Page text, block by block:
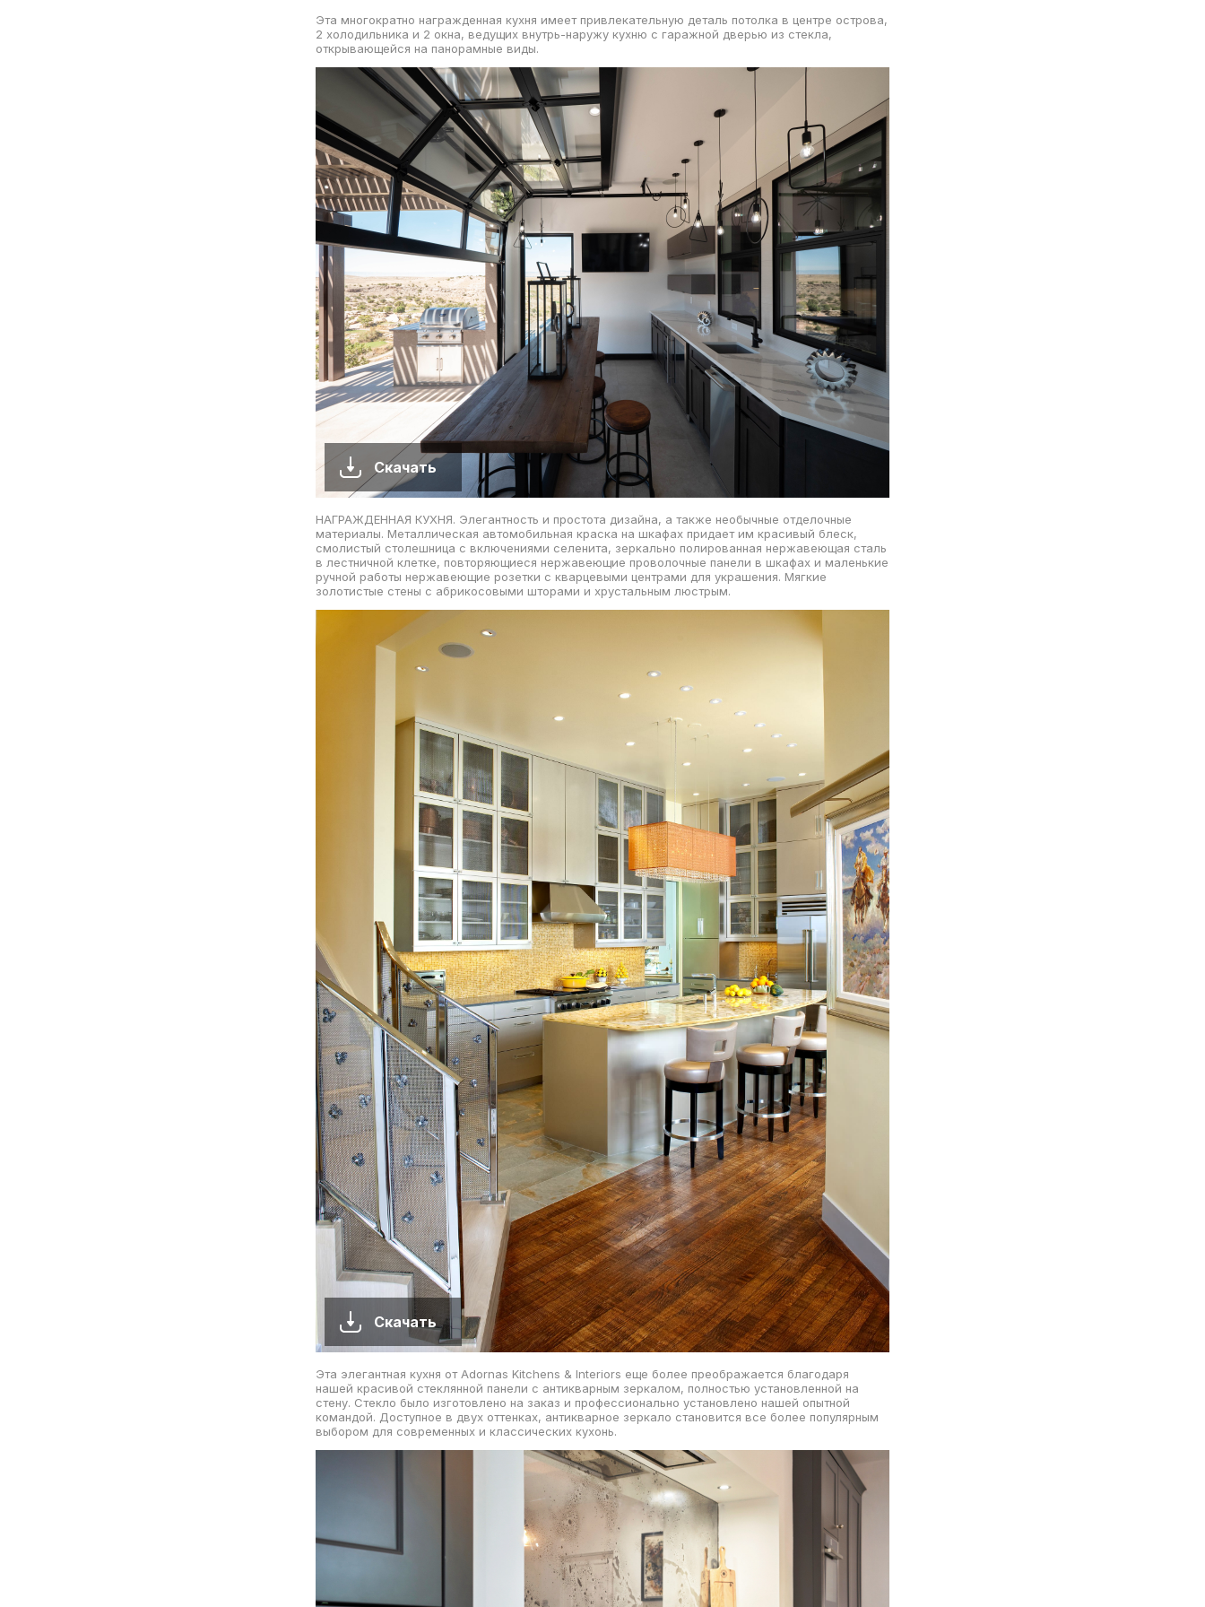
Эта многократно награжденная кухня имеет привлекательную деталь потолка в центре острова,
2 холодильника и 2 окна, ведущих внутрь-наружу кухню с гаражной дверью из стекла,
открывающейся на панорамные виды.
Скачать
НАГРАЖДЕННАЯ КУХНЯ. Элегантность и простота дизайна, а также необычные отделочные
материалы. Металлическая автомобильная краска на шкафах придает им красивый блеск,
смолистый столешница с включениями селенита, зеркально полированная нержавеющая сталь
в лестничной клетке, повторяющиеся нержавеющие проволочные панели в шкафах и маленькие
ручной работы нержавеющие розетки с кварцевыми центрами для украшения. Мягкие
золотистые стены с абрикосовыми шторами и хрустальным люстрым.
Скачать
Эта элегантная кухня от Adornas Kitchens & Interiors еще более преображается благодаря
нашей красивой стеклянной панели с антикварным зеркалом, полностью установленной на
стену. Стекло было изготовлено на заказ и профессионально установлено нашей опытной
командой. Доступное в двух оттенках, антикварное зеркало становится все более популярным
выбором для современных и классических кухонь.